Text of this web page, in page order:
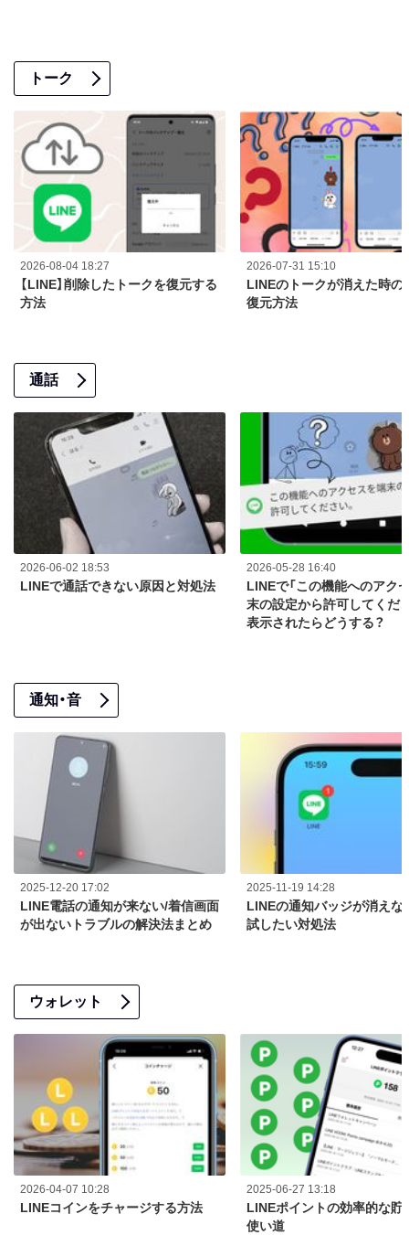
トーク
2026-08-04 18:27
【LINE】削除したトークを復元する
方法
2026-07-31 15:10
LINEのトークが消えた時の
復元方法
通話
2026-06-02 18:53
LINEで通話できない原因と対処法
2026-05-28 16:40
LINEで「この機能へのアク
末の設定から許可してくだ
表示されたらどうする？
通知・音
2025-12-20 17:02
LINE電話の通知が来ない/着信画面
が出ないトラブルの解決法まとめ
2025-11-19 14:28
LINEの通知バッジが消えな
試したい対処法
ウォレット
2026-04-07 10:28
LINEコインをチャージする方法
2025-06-27 13:18
LINEポイントの効率的な貯
使い道